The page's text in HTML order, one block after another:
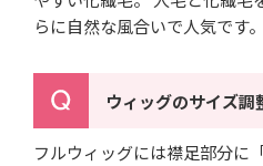
らに自然な風合いで人気です。
ウィッグのサイズ調
フルウィッグには襟足部分に